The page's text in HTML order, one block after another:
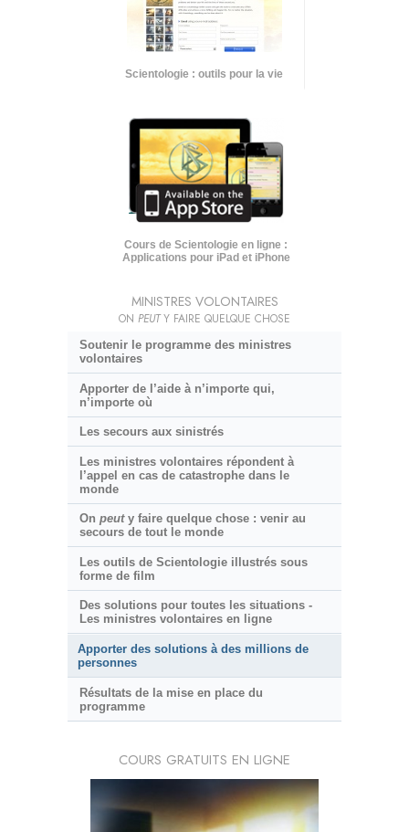
Scientologie : outils pour la vie
Cours de Scientologie en ligne :
Applications pour iPad et iPhone
MINISTRES VOLONTAIRES
ON PEUTY FAIRE QUELQUE CHOSE
Soutenir le programme des ministres
volontaires
Apporter de l’aide à n’importe qui,
n’importe où
Les secours aux sinistrés
Les ministres volontaires répondent à
l’appel en cas de catastrophe dans le
monde
On peuty faire quelque chose : venir au
secours de tout le monde
Les outils de Scientologie illustrés sous
forme de film
Des solutions pour toutes les situations -
Les ministres volontaires en ligne
Apporter des solutions à des millions de
personnes
Résultats de la mise en place du
programme
COURS GRATUITS EN LIGNE